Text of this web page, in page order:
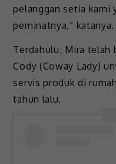
pelanggan setia kami
peminatnya,” katanya.
Terdahulu, Mira telah
Cody (Coway Lady)
servis produk di
tahun lalu.